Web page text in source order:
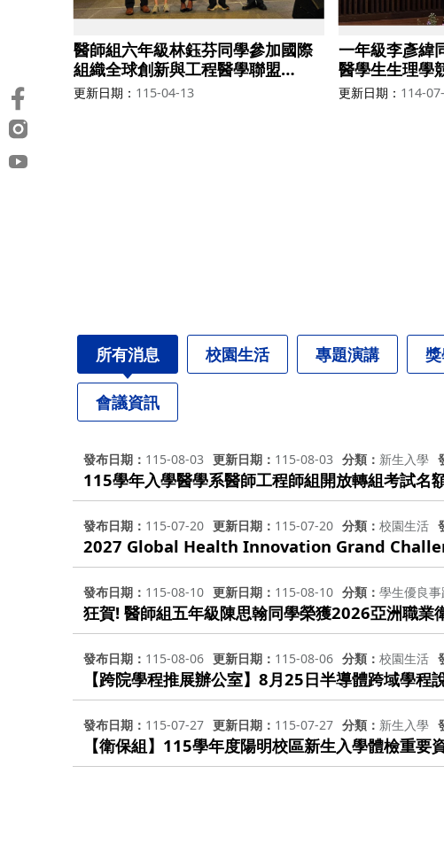
醫師組六年級林鈺芬同學參加國際
組織全球創新與工程醫學聯盟
(GCIEM)獲得第五名
更新日期 115-04-13
一年級李彥緯
醫學生生理學
第七名
更新日期 114-
所有消息 校園生活 專題演講
會議資訊
發布日期 115-08-03 更新日期 115-08-03 分類 新生入學
115學年入學醫學系醫師工程師組開放轉組考試名
發布日期 115-07-20 更新日期 115-07-20 分類 校園生活
2027 Global Health Innovation Grand
發布日期 115-08-10 更新日期 115-08-10 分類 學生優良
狂賀! 醫師組五年級陳思翰同學榮獲2026亞洲職
發布日期 115-08-06 更新日期 115-08-06 分類 校園生活
【跨院學程推展辦公室】8月25日半導體跨域學程
發布日期 115-07-27 更新日期 115-07-27 分類 新生入學
【衛保組】115學年度陽明校區新生入學體檢重要